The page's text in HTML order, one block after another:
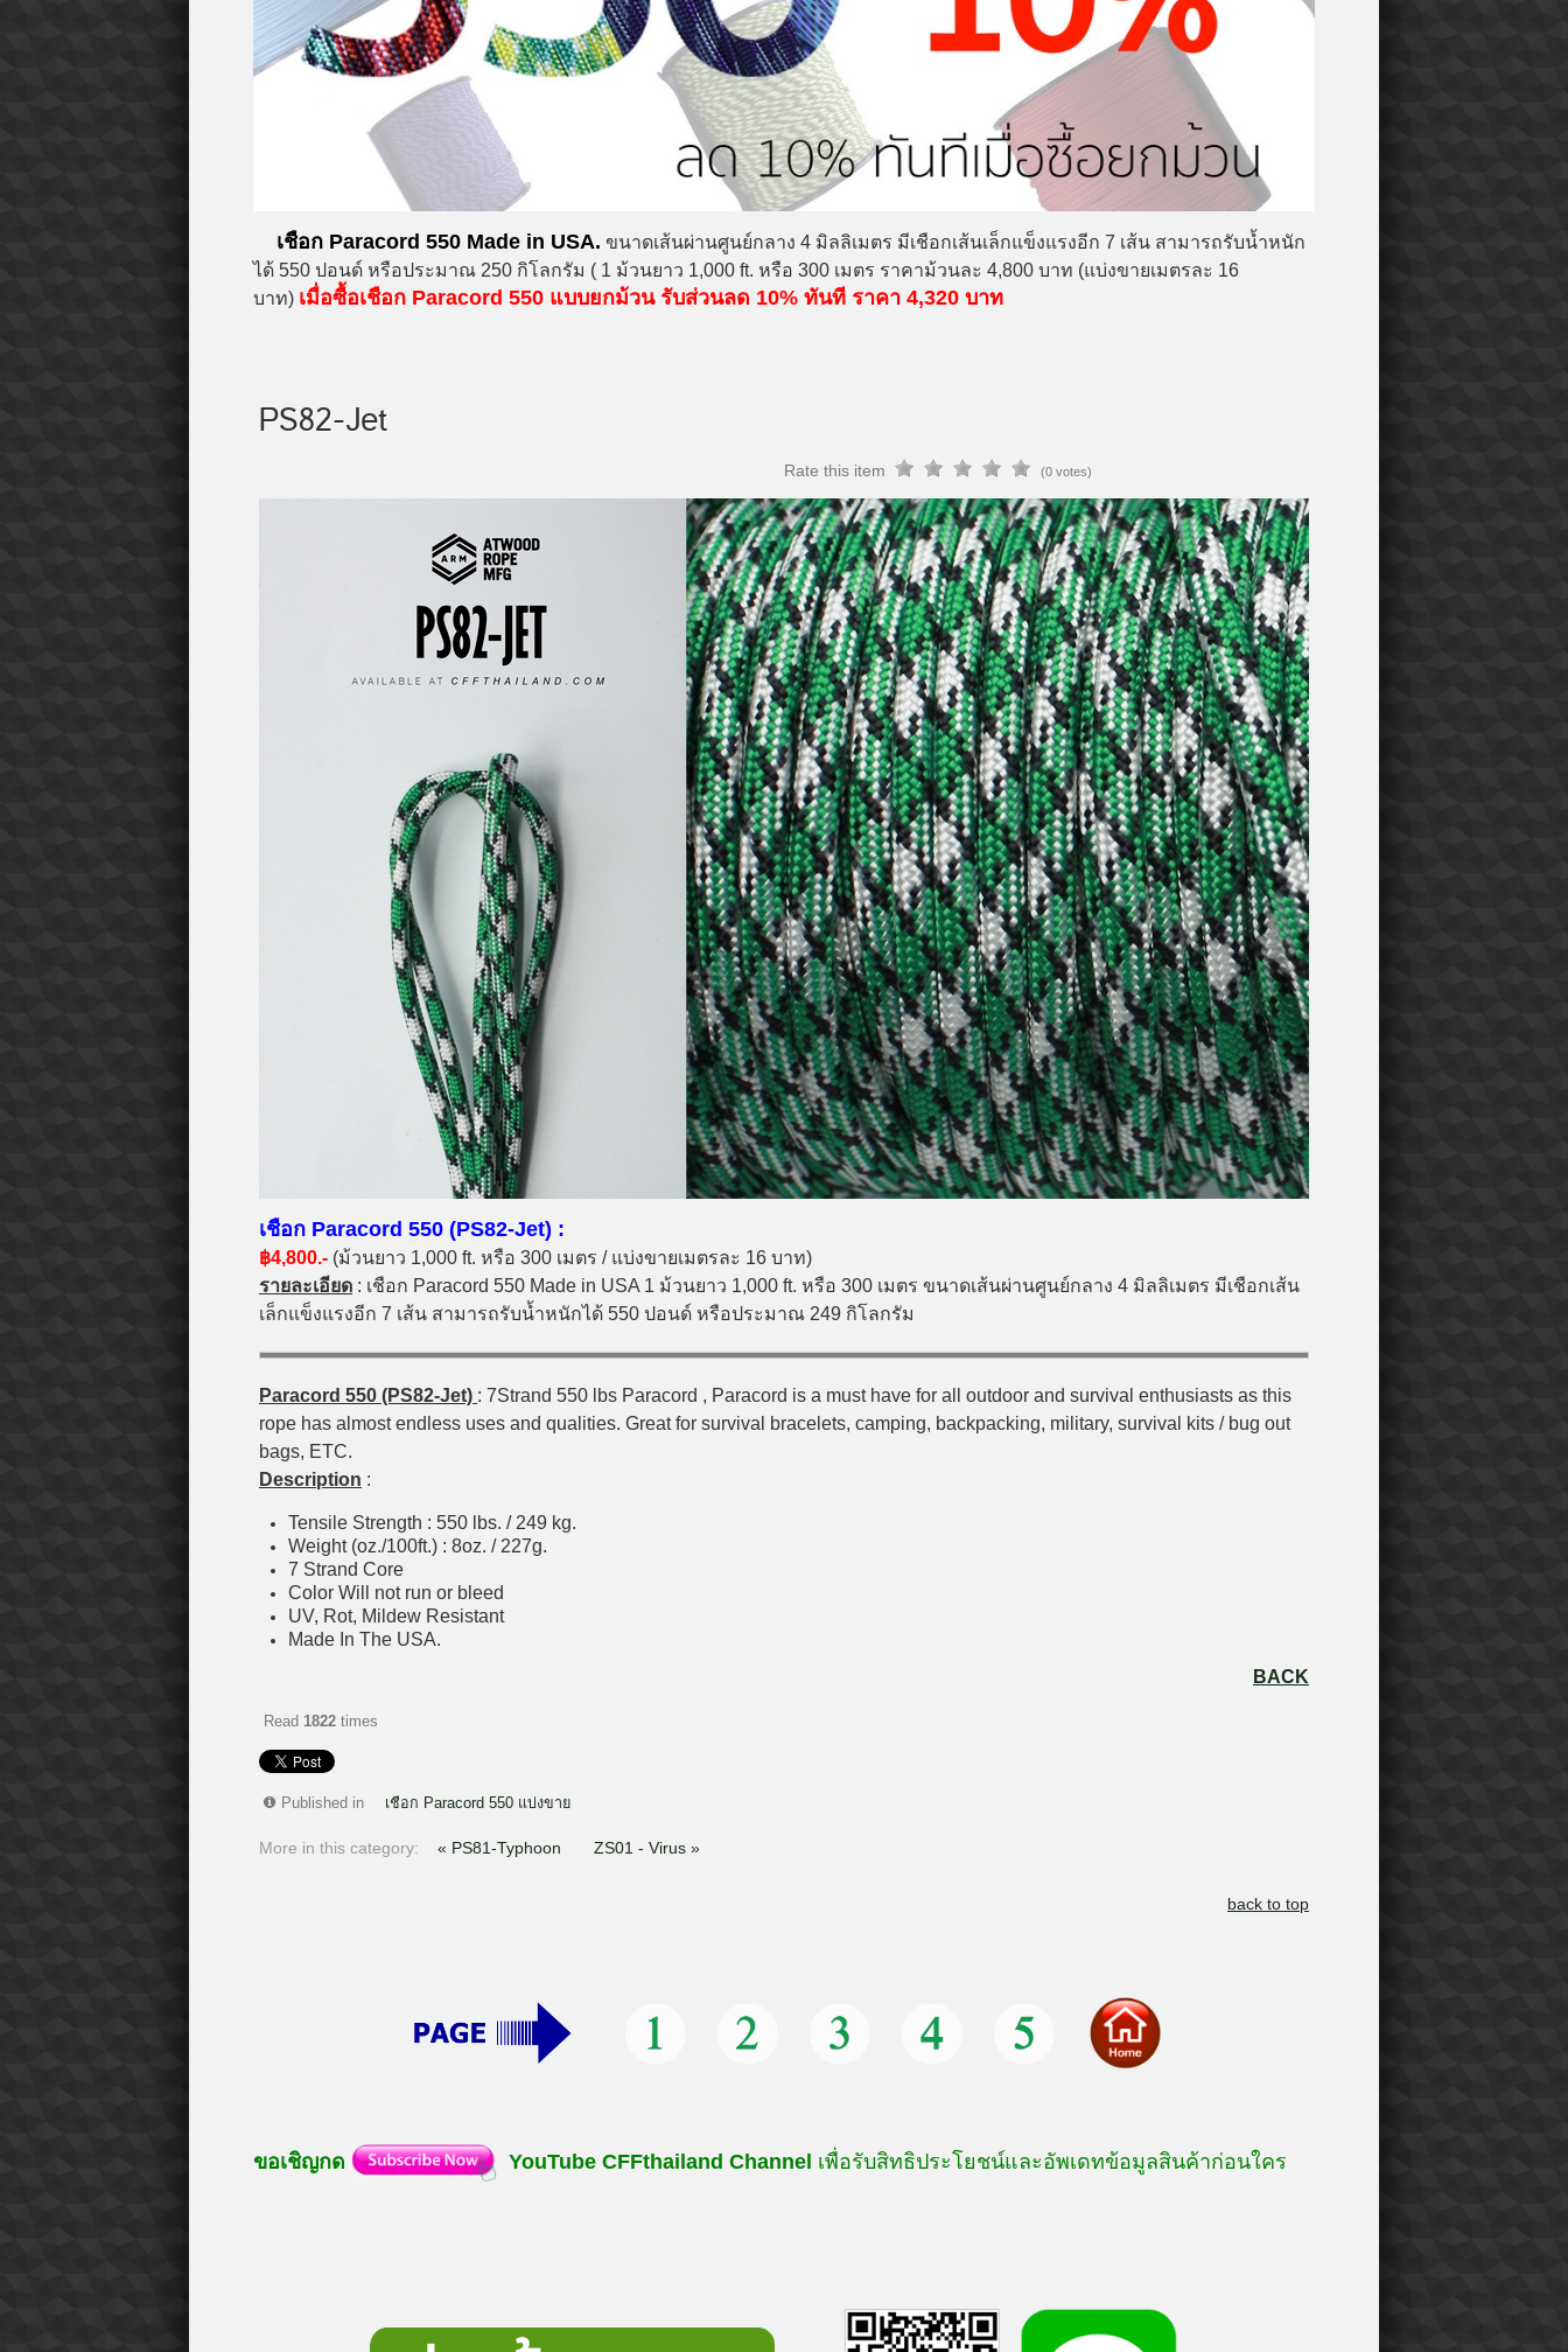
เชือก Paracord 550 Made in USA. ขนาดเส้นผ่านศูนย์กลาง 4 มิลลิเมตร มีเชือกเส้นเล็กแข็งแรงอีก 7 เส้น สามารถรับน้ำหนัก
ได้ 550 ปอนด์ หรือประมาณ 250 กิโลกรัม ( 1 ม้วนยาว 1,000 ft. หรือ 300 เมตร ราคาม้วนละ 4,800 บาท (แบ่งขายเมตรละ 16
บาท) เมื่อซื้อเชือก Paracord 550 แบบยกม้วน รับส่วนลด 10% ทันที ราคา 4,320 บาท
PS82-Jet
Rate this item (0 votes)
เชือก Paracord 550 (PS82-Jet) :
฿4,800.- (ม้วนยาว 1,000 ft. หรือ 300 เมตร / แบ่งขายเมตรละ 16 บาท)
รายละเอียด : เชือก Paracord 550 Made in USA 1 ม้วนยาว 1,000 ft. หรือ 300 เมตร ขนาดเส้นผ่านศูนย์กลาง 4 มิลลิเมตร มีเชือกเส้น
เล็กแข็งแรงอีก 7 เส้น สามารถรับน้ำหนักได้ 550 ปอนด์ หรือประมาณ 249 กิโลกรัม
Paracord 550 (PS82-Jet) : 7Strand 550 lbs Paracord , Paracord is a must have for all outdoor and survival enthusiasts as this
rope has almost endless uses and qualities. Great for survival bracelets, camping, backpacking, military, survival kits / bug out
bags, ETC.
Description :
Tensile Strength : 550 lbs. / 249 kg.
Weight (oz./100ft.) : 8oz. / 227g.
7 Strand Core
Color Will not run or bleed
UV, Rot, Mildew Resistant
Made In The USA.
BACK
Read 1822 times
Published in เชือก Paracord 550 แบ่งขาย
More in this category: « PS81-Typhoon ZS01 - Virus »
back to top
ขอเชิญกด YouTube CFFthailand Channel เพื่อรับสิทธิประโยชน์และอัพเดทข้อมูลสินค้าก่อนใคร